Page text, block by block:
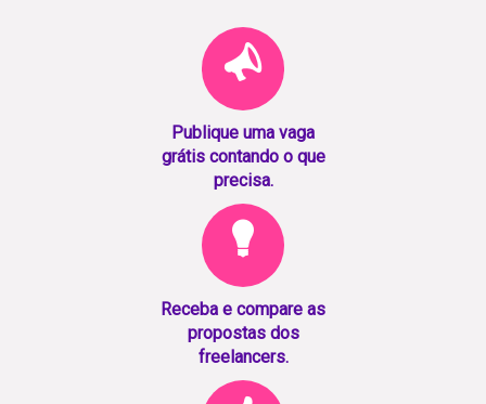
Publique uma vaga
grátis contando o que
precisa.
Receba e compare as
propostas dos
freelancers.